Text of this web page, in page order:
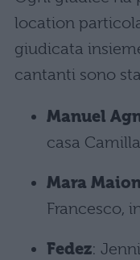
location
giudicata
cantanti sono
Manuel
casa
Mara
Francesco,
Fedez: